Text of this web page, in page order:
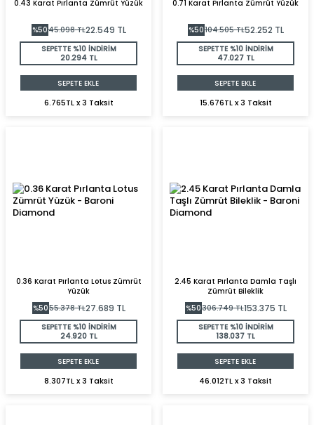
0.43 Karat Pırlanta Zümrüt Yüzük
%5045.098TL22.549 TL
SEPETTE %10 İNDİRİM
20.294 TL
SEPETE EKLE
6.765TL x 3 Taksit
0.71 Karat Pırlanta Zümrüt Yüzük
%50104.505TL52.252 TL
SEPETTE %10 İNDİRİM
47.027 TL
SEPETE EKLE
15.676TL x 3 Taksit
0.36 Karat Pırlanta Lotus Zümrüt
Yüzük
%5055.378TL27.689 TL
SEPETTE %10 İNDİRİM
24.920 TL
SEPETE EKLE
8.307TL x 3 Taksit
2.45 Karat Pırlanta Damla Taşlı
Zümrüt Bileklik
%50306.749TL153.375 TL
SEPETTE %10 İNDİRİM
138.037 TL
SEPETE EKLE
46.012TL x 3 Taksit